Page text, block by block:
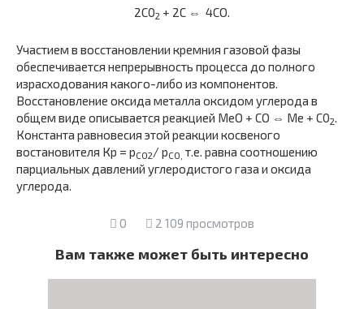
2С02 + 2С ⇔ 4СО.
Участием в восстановлении кремния газовой фазы
обеспечивает­ся непрерывность процесса до полного
израсходования какого-либо из компонентов.
Восстановление оксида металла оксидом углерода в
общем виде описывается реакцией МеО + СО ⇔ Ме + С02.
Константа равновесия этой реакции косвеного
востановителя Кр = рСО2/ рСО, т.е. равна соотношению
парциальных давлений углеродистого газа и оксида
углерода.
0 2 109 просмотров
Вам также может быть интересно